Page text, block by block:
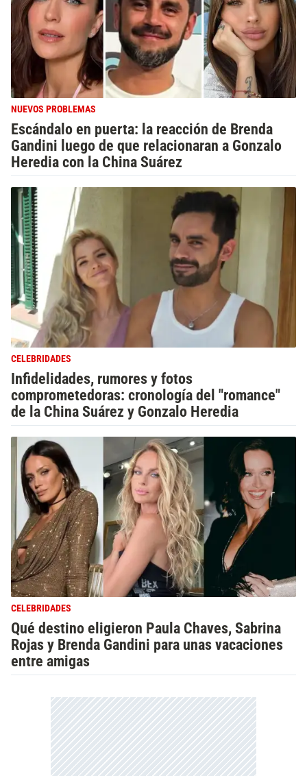
NUEVOS PROBLEMAS
Escándalo en puerta: la reacción de Brenda
Gandini luego de que relacionaran a Gonzalo
Heredia con la China Suárez
CELEBRIDADES
Infidelidades, rumores y fotos
comprometedoras: cronología del "romance"
de la China Suárez y Gonzalo Heredia
CELEBRIDADES
Qué destino eligieron Paula Chaves, Sabrina
Rojas y Brenda Gandini para unas vacaciones
entre amigas